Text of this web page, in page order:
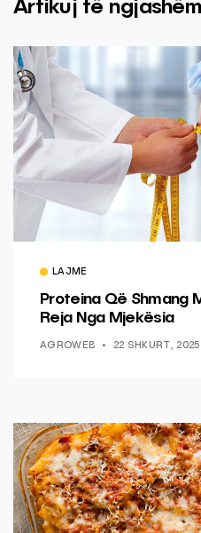
Artikuj të ngjashëm
LAJME
Proteina Që Shmang
Reja Nga Mjekësia
AGROWEB 22 SHKURT, 2025